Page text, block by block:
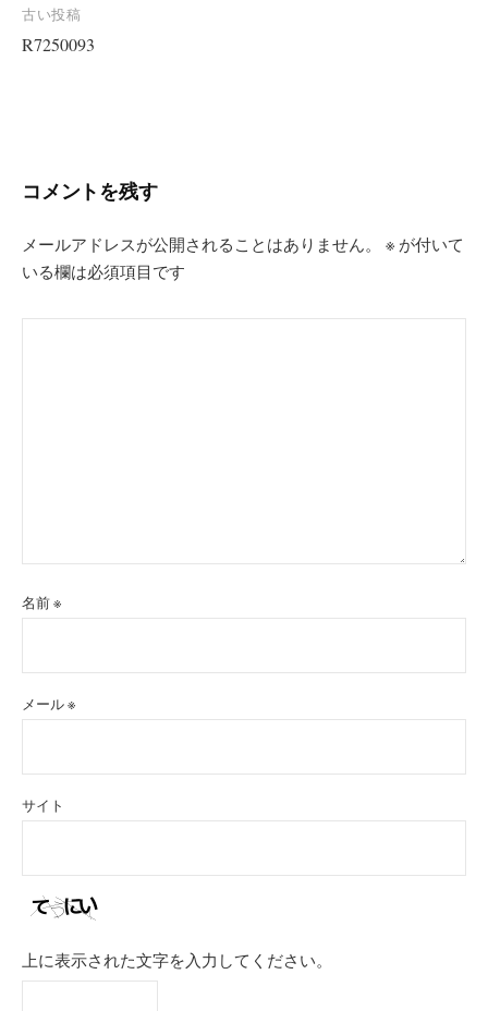
投
稿
ー
ョ
ン
古い投稿
R7250093
コメントを残す
メールアドレスが公開されることはありません。 ※ が付いて
いる欄は必須項目です
名前※
メール※
サイト
上に表示された文字を入力してください。